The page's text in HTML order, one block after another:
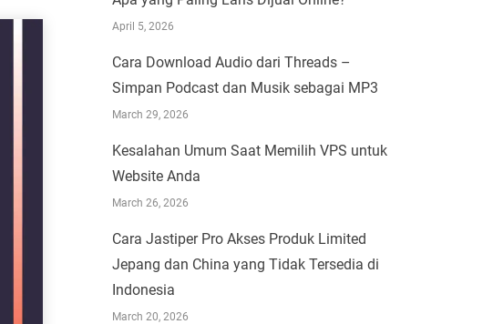
April 5, 2026
Cara Download Audio dari Threads –
Simpan Podcast dan Musik sebagai MP3
March 29, 2026
Kesalahan Umum Saat Memilih VPS untuk
Website Anda
March 26, 2026
Cara Jastiper Pro Akses Produk Limited
Jepang dan China yang Tidak Tersedia di
Indonesia
March 20, 2026